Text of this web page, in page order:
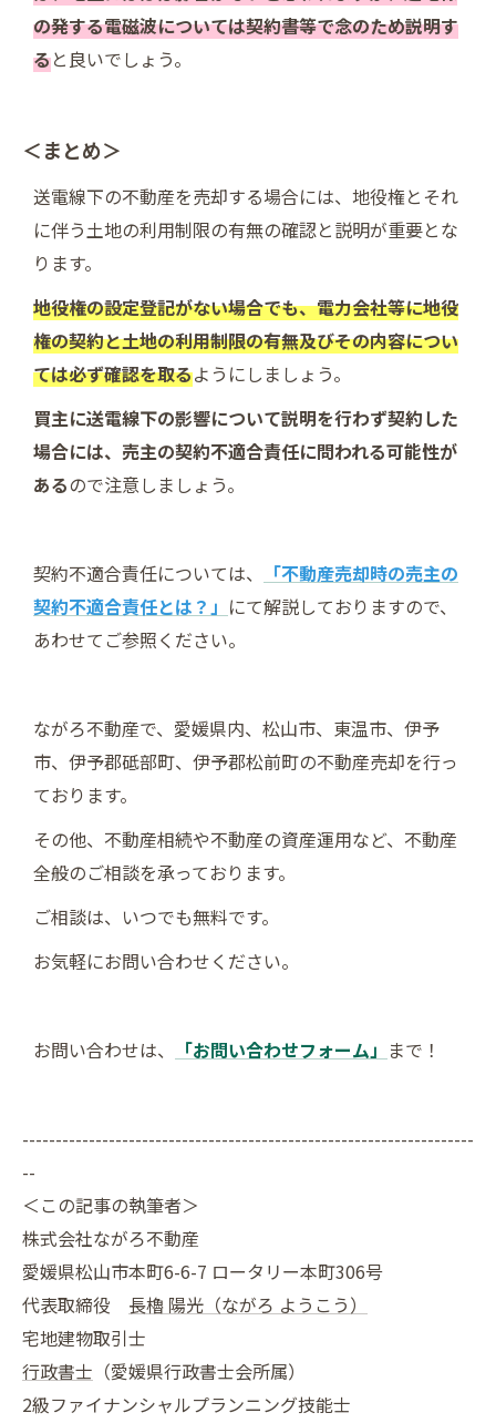
の発する電磁波については契約書等で念のため説明す
ると良いでしょう。
＜まとめ＞
送電線下の不動産を売却する場合には、地役権とそれ
に伴う土地の利用制限の有無の確認と説明が重要とな
ります。
地役権の設定登記がない場合でも、電力会社等に地役
権の契約と土地の利用制限の有無及びその内容につい
ては必ず確認を取るようにしましょう。
買主に送電線下の影響について説明を行わず契約した
場合には、売主の契約不適合責任に問われる可能性が
あるので注意しましょう。
契約不適合責任については、
「不動産売却時の売主の
契約不適合責任とは？」 にて解説しておりますので、
あわせてご参照ください。
ながろ不動産で、愛媛県内、松山市、東温市、伊予
市、伊予郡砥部町、伊予郡松前町の不動産売却を行っ
ております。
その他、不動産相続や不動産の資産運用など、不動産
全般のご相談を承っております。
ご相談は、いつでも無料です。
お気軽にお問い合わせください。
お問い合わせは、 「お問い合わせフォーム」 まで！
--------------------------------------------------------------------
--
＜この記事の執筆者＞
株式会社ながろ不動産
愛媛県松山市本町6-6-7 ロータリー本町306号
代表取締役 長櫓 陽光（ながろ ようこう）
宅地建物取引士
行政書士 （愛媛県行政書士会所属）
2級ファイナンシャルプランニング技能士